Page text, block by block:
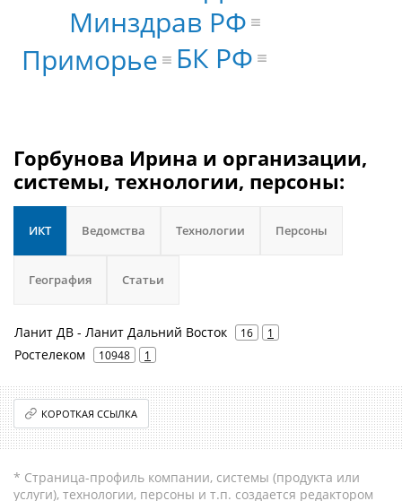
Минздрав РФ
Приморье БК РФ
Горбунова Ирина и организации,
системы, технологии, персоны:
ИКТ Ведомства Технологии Персоны
География Статьи
Ланит ДВ - Ланит Дальний Восток 16 1
Ростелеком 10948 1
КОРОТКАЯ ССЫЛКА
* Страница-профиль компании, системы (продукта или
услуги), технологии, персоны и т.п. создается редактором